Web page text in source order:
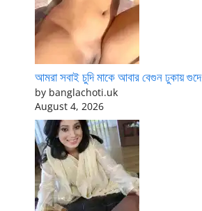
আমরা সবাই চুদি মাকে আবার বেগুন ঢুকায় গুদে
by banglachoti.uk
August 4, 2026